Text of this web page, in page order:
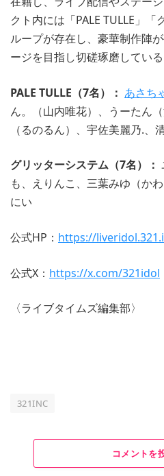
クト内には「PALE TULLE」
ループが存在し、豪華制作陣
ージを目指し切磋琢磨している
PALE TULLE（7名）： あさち
ん。（山内唯花）、うーたん
（るのるん）、宇佐美麗乃.、
グリッターシステム（7名）：
も、えりんこ、三葉みゆ（か
にい
公式HP： https://
公式X： https://x.com/321idol
〈ライブタイムズ編集部〉
321INC
コメントを